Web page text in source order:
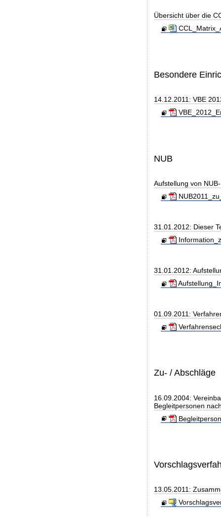
Übersicht über die
Besondere
14.12.2011: VBE
NUB
Aufstellung von
31.01.2012: Dieser
31.01.2012:
01.09.2011:
Zu- / Abschläge
16.09.2004:
Begleitpersonen
13.05.2011: